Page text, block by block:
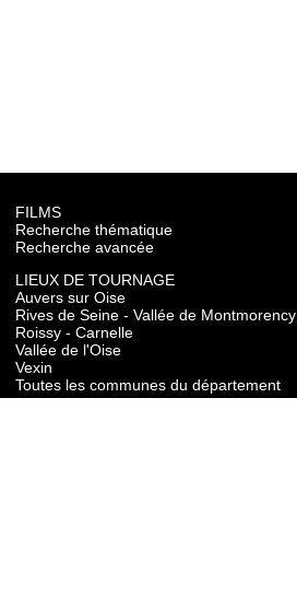
FILMS
Recherche thématique
Recherche avancée
LIEUX DE TOURNAGE
Auvers sur Oise
Rives de Seine - Vallée de Montmorency
Roissy - Carnelle
Vallée de l'Oise
Vexin
Toutes les communes du département